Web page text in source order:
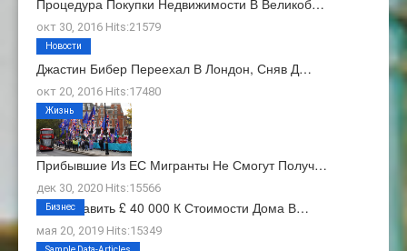
Процедура Покупки Недвижимости В Великоб…
окт 30, 2016 Hits:21579
Джастин Бибер Переехал В Лондон, Сняв Д…
окт 20, 2016 Hits:17480
Новости
Прибывшие Из ЕС Мигранты Не Смогут Получ…
дек 30, 2020 Hits:15566
Жизнь
Как Добавить £ 40 000 К Стоимости Дома В…
мая 20, 2019 Hits:15349
Бизнес